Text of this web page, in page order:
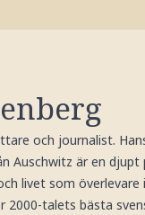
och journalist.
Auschwitz är en
livet som överlevare
2000-talets bästa